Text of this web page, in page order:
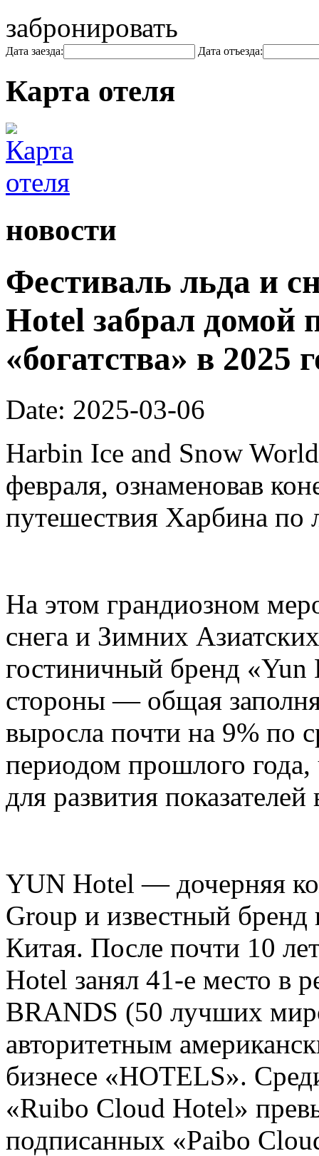
забронировать
Дата заезда: Дата отъезда:
Карта отеля
новости
Фестиваль льда и
Hotel забрал домой
«богатства» в 2025
Date: 2025-03-06
Harbin Ice and Snow
февраля, ознаменовав
путешествия Харбина по
На этом грандиозном
снега и Зимних
гостиничный бренд «Yun
стороны — общая
выросла почти на 9% по
периодом прошлого
для развития показателей
YUN Hotel — дочерняя
Group и известный
Китая. После почти 10
Hotel занял 41-е место в
BRANDS (50 лучших
авторитетным
бизнесе «HOTELS».
«Ruibo Cloud Hotel»
подписанных «Paibo